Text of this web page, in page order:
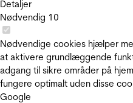
Detaljer
Nødvendig 10
Nødvendige cookies hjælper
at aktivere grundlæggende
adgang til sikre områder på
fungere optimalt uden disse
Google